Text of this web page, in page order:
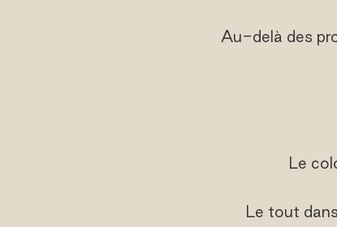
Au-delà des
Le
Le tout